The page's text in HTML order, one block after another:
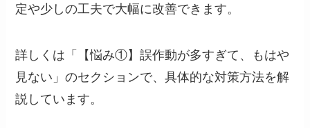
定や少しの工夫で大幅に改善できます。
詳しくは「【悩み①】誤作動が多すぎて、もはや
見ない」のセクションで、具体的な対策方法を解
説しています。